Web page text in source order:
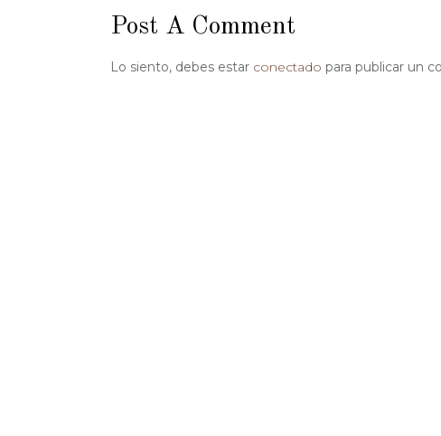
Post A Comment
Lo siento, debes estar conectado para publicar un